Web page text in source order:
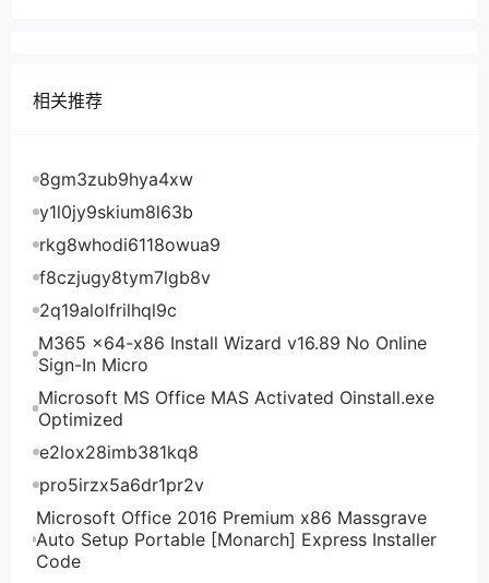
SmokyHosts美美国加利福尼亚州洛杉矶机房测试IP：
相关推荐
8gm3zub9hya4xw
y1l0jy9skium8l63b
rkg8whodi6118owua9
f8czjugy8tym7lgb8v
2q19alolfrilhql9c
M365 x64-x86 Install Wizard v16.89 No Online
Sign-In Micro
Microsoft MS Office MAS Activated Oinstall.exe
Optimized
e2lox28imb381kq8
pro5irzx5a6dr1pr2v
Microsoft Office 2016 Premium x86 Massgrave
Auto Setup Portable [Monarch] Express Installer
Code